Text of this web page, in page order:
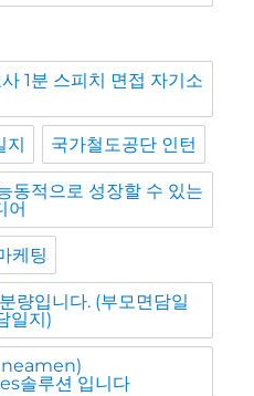
1분 스피치 면접 자기소
국가철도공단 인턴
동적으로 성장할 수 있는
어
케팅
량입니다. (부모면담일
일지)
neamen)
솔루션 입니다